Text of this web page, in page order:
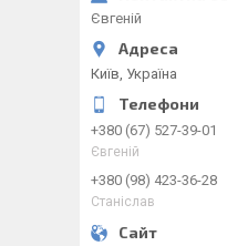
Євгеній
Київ, Україна
+380 (67) 527-39-01
Євгеній
+380 (98) 423-36-28
Станіслав